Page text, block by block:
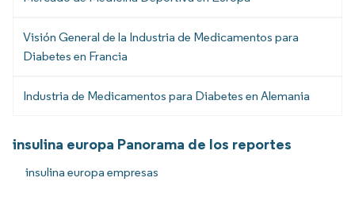
Visión General de la Industria de Medicamentos para
Diabetes en Francia
Industria de Medicamentos para Diabetes en Alemania
insulina europa Panorama de los reportes
insulina europa empresas